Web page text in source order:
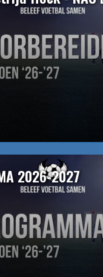
2026-2027